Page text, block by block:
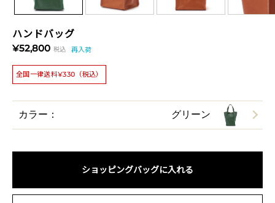
ハンドバッグ
¥52,800 税込 再入荷
全国一律送料¥330（税込）
カラー： グリーン
ショッピングバッグに入れる